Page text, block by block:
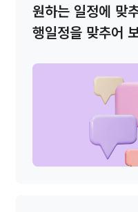
원하는 일정에 맞
행일정을 맞추어